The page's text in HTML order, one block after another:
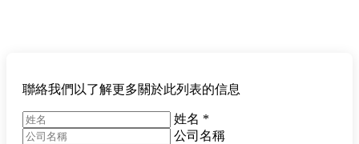
聯絡我們以了解更多關於此列表的信息
姓名 *
公司名稱